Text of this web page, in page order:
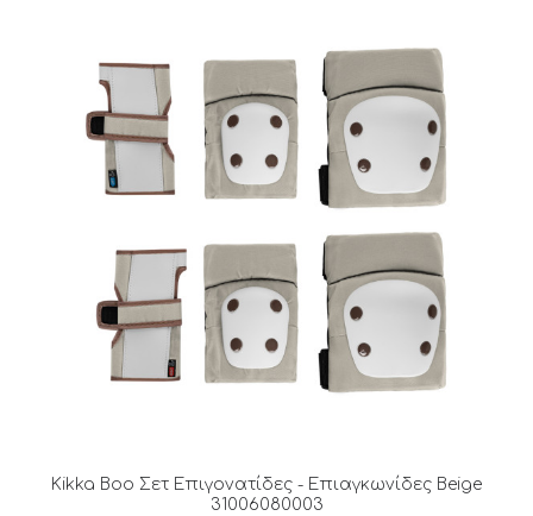
Kikka Boo Σετ Επιγονατίδες - Επιαγκωνίδες Beige
31006080003